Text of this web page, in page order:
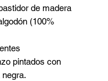
de madera
(100%
pintados con